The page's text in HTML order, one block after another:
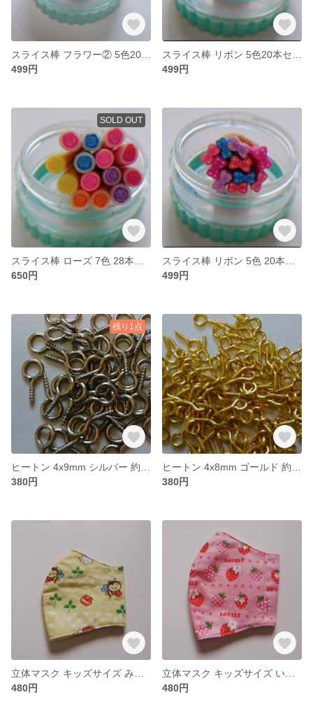
499円
499円
SOLD OUT
650円
499円
残り1点
380円
380円
480円
480円